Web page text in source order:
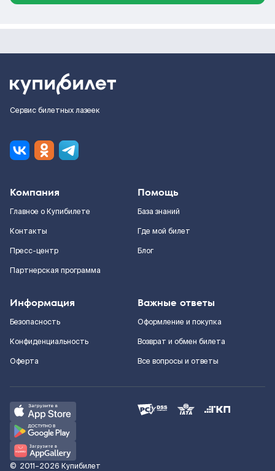
Сервис билетных лазеек
Компания
Главное о Купибилете
Контакты
Пресс-центр
Партнерская программа
Помощь
База знаний
Где мой билет
Блог
Информация
Безопасность
Конфиденциальность
Оферта
Важные ответы
Оформление и покупка
Возврат и обмен билета
Все вопросы и ответы
© 2011–2026 Купибилет